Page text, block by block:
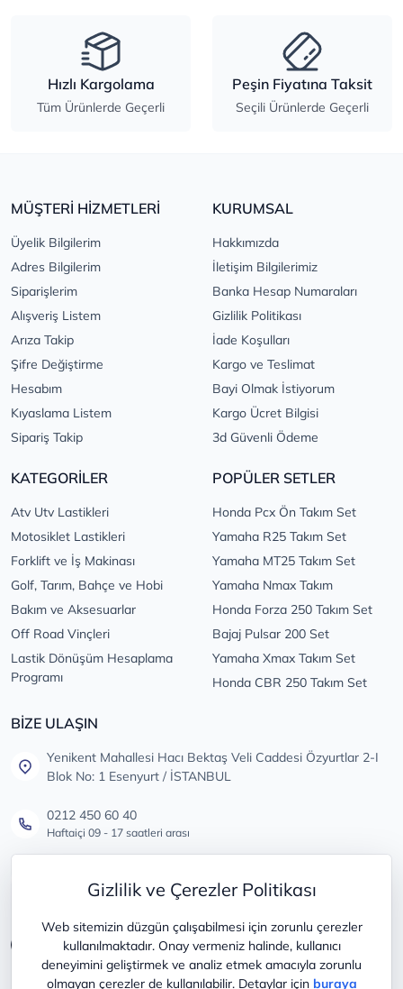
Gizlilik ve Çerezler Politikası
Web sitemizin düzgün çalışabilmesi için zorunlu çerezler
kullanılmaktadır. Onay vermeniz halinde, kullanıcı
deneyimini geliştirmek ve analiz etmek amacıyla zorunlu
olmayan çerezler de kullanılabilir. Detaylar için buraya
Hızlı Kargolama
Tüm Ürünlerde Geçerli
Peşin Fiyatına Taksit
Seçili Ürünlerde Geçerli
MÜŞTERİ HİZMETLERİ
Üyelik Bilgilerim
Adres Bilgilerim
Siparişlerim
Alışveriş Listem
Arıza Takip
Şifre Değiştirme
Hesabım
Kıyaslama Listem
Sipariş Takip
KURUMSAL
Hakkımızda
İletişim Bilgilerimiz
Banka Hesap Numaraları
Gizlilik Politikası
İade Koşulları
Kargo ve Teslimat
Bayi Olmak İstiyorum
Kargo Ücret Bilgisi
3d Güvenli Ödeme
KATEGORİLER
Atv Utv Lastikleri
Motosiklet Lastikleri
Forklift ve İş Makinası
Golf, Tarım, Bahçe ve Hobi
Bakım ve Aksesuarlar
Off Road Vinçleri
Lastik Dönüşüm Hesaplama
Programı
POPÜLER SETLER
Honda Pcx Ön Takım Set
Yamaha R25 Takım Set
Yamaha MT25 Takım Set
Yamaha Nmax Takım
Honda Forza 250 Takım Set
Bajaj Pulsar 200 Set
Yamaha Xmax Takım Set
Honda CBR 250 Takım Set
BİZE ULAŞIN
Yenikent Mahallesi Hacı Bektaş Veli Caddesi Özyurtlar 2-I
Blok No: 1 Esenyurt / İSTANBUL
0212 450 60 40
Haftaiçi 09 - 17 saatleri arası
Tüm öneri ve şikayetleriniz için